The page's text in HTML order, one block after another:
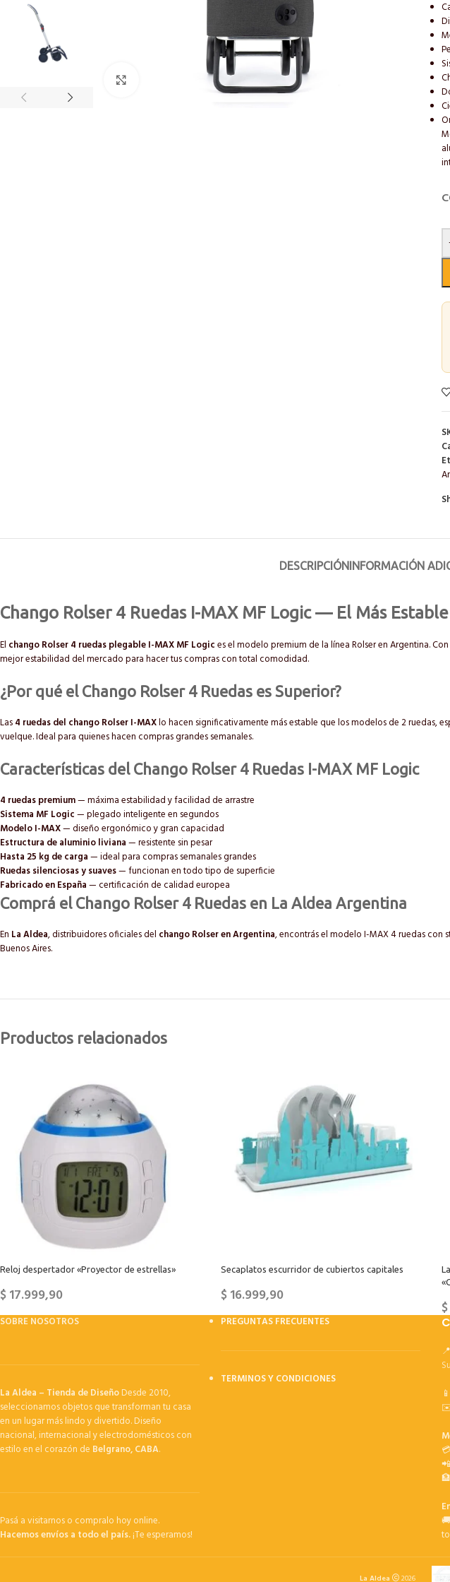
DESCRIPCIÓNINFORMACIÓN
Chango Rolser 4 Ruedas I-MAX MF Logic — El Más
El chango Rolser 4 ruedas plegable I-MAX MF Logices el modelo premium de la línea Rolser en Argentina.
mejor estabilidad del mercado para hacer tus compras con total comodidad.
¿Por qué el Chango Rolser 4 Ruedas es Superior?
Las4 ruedas del chango Rolser I-MAXlo hacen significativamente más estable que los modelos de 2 ruedas,
vuelque. Ideal para quienes hacen compras grandes semanales.
Características del Chango Rolser 4 Ruedas I-MAX MF Logic
4 ruedas premium— máxima estabilidad y facilidad de arrastre
Sistema MF Logic— plegado inteligente en segundos
Modelo I-MAX— diseño ergonómico y gran capacidad
Estructura de aluminio liviana— resistente sin pesar
Hasta 25 kg de carga— ideal para compras semanales grandes
Ruedas silenciosas y suaves— funcionan en todo tipo de superficie
Fabricado en España— certificación de calidad europea
Comprá el Chango Rolser 4 Ruedas en La Aldea Argentina
En La Aldea, distribuidores oficiales del chango Rolser en Argentina, encontrás el modelo I-MAX 4 ruedas con
Buenos Aires.
Productos relacionados
Reloj despertador «Proyector de estrellas»
$17.999,90
Secaplatos escurridor de cubiertos capitales
$16.999,90
$
SOBRE NOSOTROS
La Aldea – Tienda de DiseñoDesde 2010,
seleccionamos objetos que transforman tu casa
en un lugar más lindo y divertido. Diseño
nacional, internacional y electrodomésticos con
estilo en el corazón de Belgrano, CABA.
Pasá a visitarnos o compralo hoy online.
Hacemos envíos a todo el país.¡Te esperamos!
PREGUNTAS FRECUENTES
TERMINOS Y CONDICIONES
La Aldea 2026